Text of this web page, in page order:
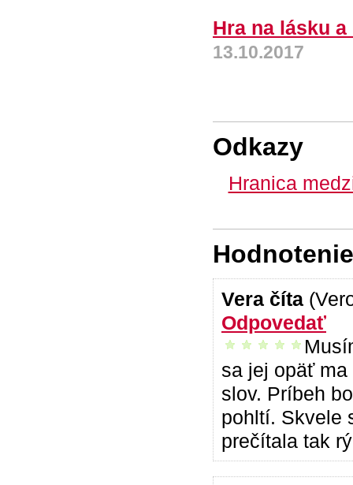
Hra na lásku
13.10.2017
Odkazy
Hranica
Vera číta
Odpovedať
vrelo odporúčam
sa jej opäť
slov. Príbeh
pohltí. Skvele
prečítala tak